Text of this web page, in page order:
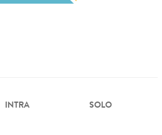
INTRA SOLO